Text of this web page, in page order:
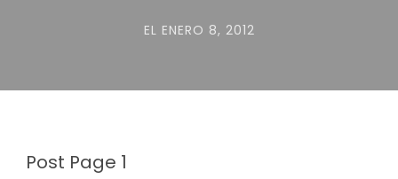
EL ENERO 8, 2012
Post Page 1